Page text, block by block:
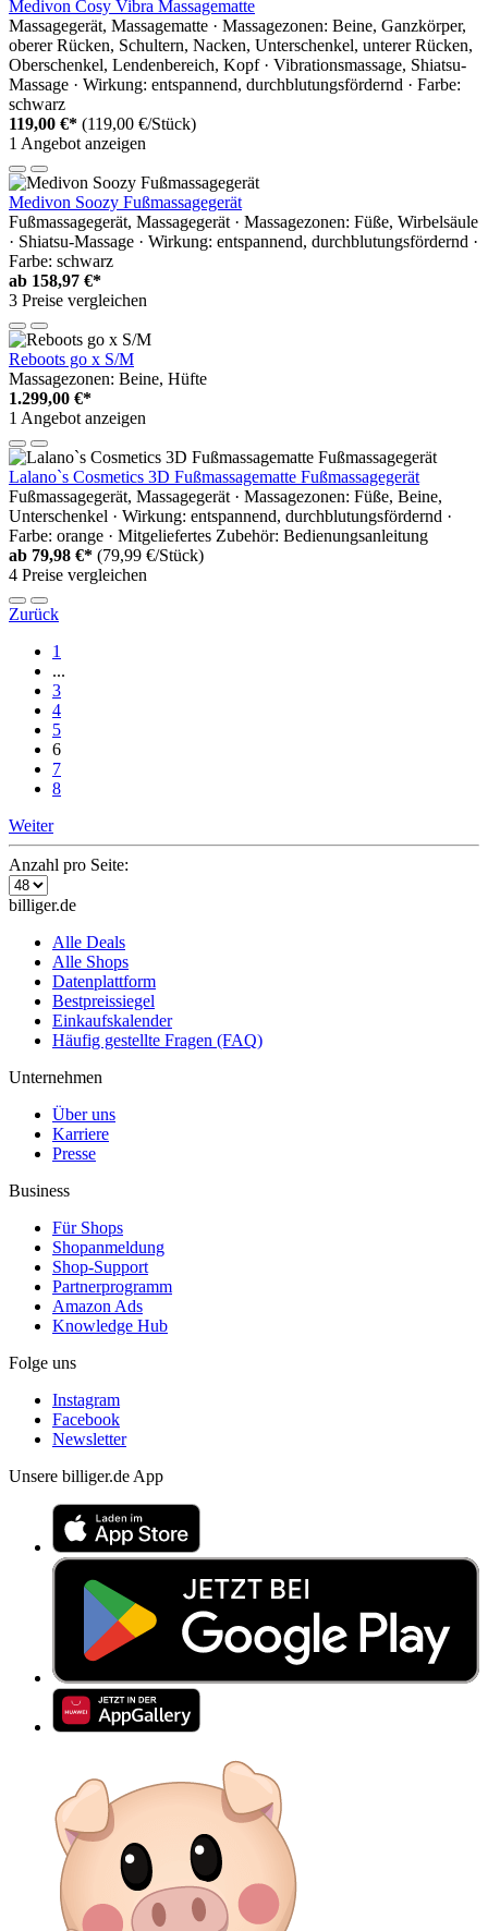
Medivon Cosy Vibra Massagematte
Massagegerät, Massagematte · Massagezonen: Beine, Ganzkörper,
oberer Rücken, Schultern, Nacken, Unterschenkel, unterer Rücken,
Oberschenkel, Lendenbereich, Kopf · Vibrationsmassage, Shiatsu-
Massage · Wirkung: entspannend, durchblutungsfördernd · Farbe:
schwarz
119,00 €* (119,00 €/Stück)
1 Angebot anzeigen
Medivon Soozy Fußmassagegerät
Fußmassagegerät, Massagegerät · Massagezonen: Füße, Wirbelsäule
· Shiatsu-Massage · Wirkung: entspannend, durchblutungsfördernd ·
Farbe: schwarz
ab 158,97 €*
3 Preise vergleichen
Reboots go x S/M
Massagezonen: Beine, Hüfte
1.299,00 €*
1 Angebot anzeigen
Lalano`s Cosmetics 3D Fußmassagematte Fußmassagegerät
Fußmassagegerät, Massagegerät · Massagezonen: Füße, Beine,
Unterschenkel · Wirkung: entspannend, durchblutungsfördernd ·
Farbe: orange · Mitgeliefertes Zubehör: Bedienungsanleitung
ab 79,98 €* (79,99 €/Stück)
4 Preise vergleichen
Zurück
1
...
3
4
5
6
7
8
Weiter
Anzahl pro Seite:
billiger.de
Alle Deals
Alle Shops
Datenplattform
Bestpreissiegel
Einkaufskalender
Häufig gestellte Fragen (FAQ)
Unternehmen
Über uns
Karriere
Presse
Business
Für Shops
Shopanmeldung
Shop-Support
Partnerprogramm
Amazon Ads
Knowledge Hub
Folge uns
Instagram
Facebook
Newsletter
Unsere billiger.de App